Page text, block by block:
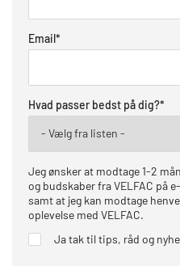
Email*
Hvad passer bedst på dig?*
Jeg ønsker at modtage 1-2
og budskaber fra VELFAC på
samt at jeg kan modtage
oplevelse med VELFAC.
Ja tak til tips, råd og